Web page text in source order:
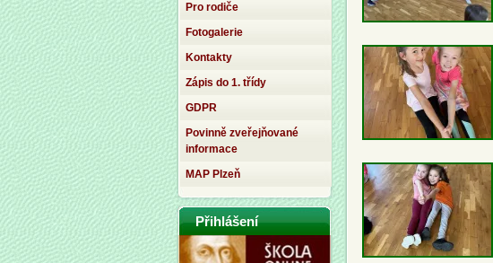
Pro rodiče
Fotogalerie
Kontakty
Zápis do 1. třídy
GDPR
Povinně zveřejňované
informace
MAP Plzeň
Přihlášení